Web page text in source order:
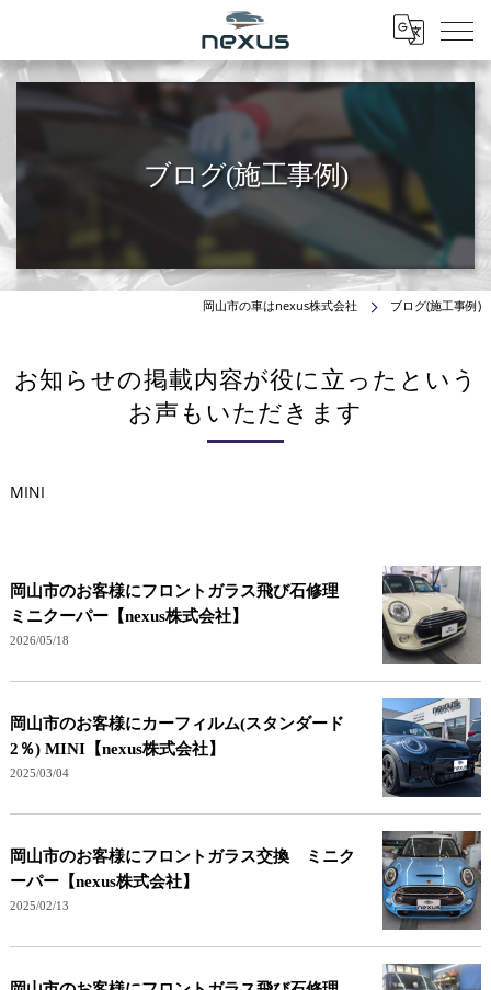
Menu
ブログ(施工事例)
岡山市の車はnexus株式会社 ブログ(施工事例)
お知らせの掲載内容が役に立ったという
お声もいただきます
MINI
岡山市のお客様にフロントガラス飛び石修理
ミニクーパー【nexus株式会社】
2026/05/18
岡山市のお客様にカーフィルム(スタンダード
2％) MINI【nexus株式会社】
2025/03/04
岡山市のお客様にフロントガラス交換 ミニク
ーパー【nexus株式会社】
2025/02/13